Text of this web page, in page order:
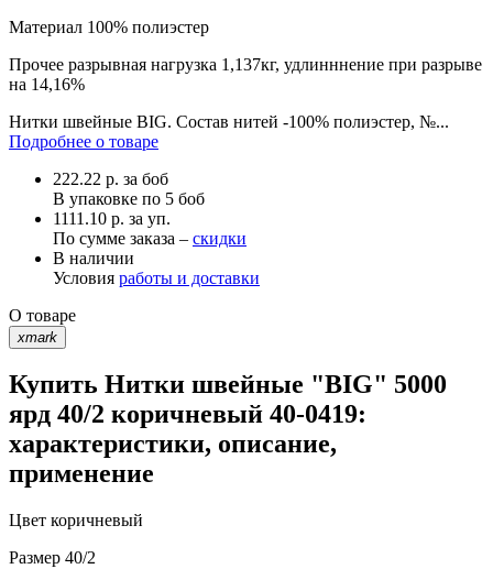
Материал 100% полиэстер
Прочее разрывная нагрузка 1,137кг, удлинннение при разрыве
на 14,16%
Нитки швейные BIG. Состав нитей -100% полиэстер, №...
Подробнее о товаре
222.22 р. за боб
В упаковке по 5 боб
1111.10 р. за уп.
По сумме заказа – скидки
В наличии
Условия работы и доставки
О товаре
xmark
Купить Нитки швейные "BIG" 5000
ярд 40/2 коричневый 40-0419:
характеристики, описание,
применение
Цвет коричневый
Размер 40/2